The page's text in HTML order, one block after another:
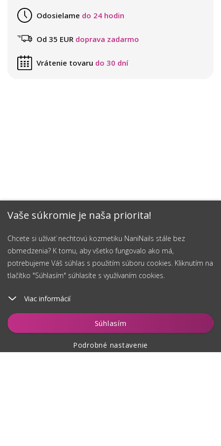
Vaše súkromie je naša priorita!
Chcete si užívať nechtovú kozmetiku NaniNails stále bez
obmedzenia? K tomu, aby všetko fungovalo ako má,
potrebujeme Váš súhlas s použitím súboru cookies. Kliknutím na
tlačítko "Súhlasím" súhlasíte s využívaním cookies.
Viac informácií
Súhlasím
Podrobné nastavenie
Vložiť do košíka
Odosielame do 24 hodin
Od 35 EUR doprava zadarmo
Vrátenie tovaru do 30 dní